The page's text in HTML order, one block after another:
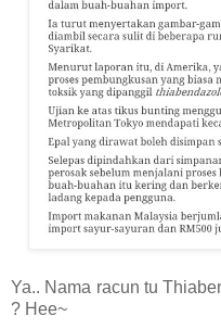
Ya.. Nama racun tu
? Hee~